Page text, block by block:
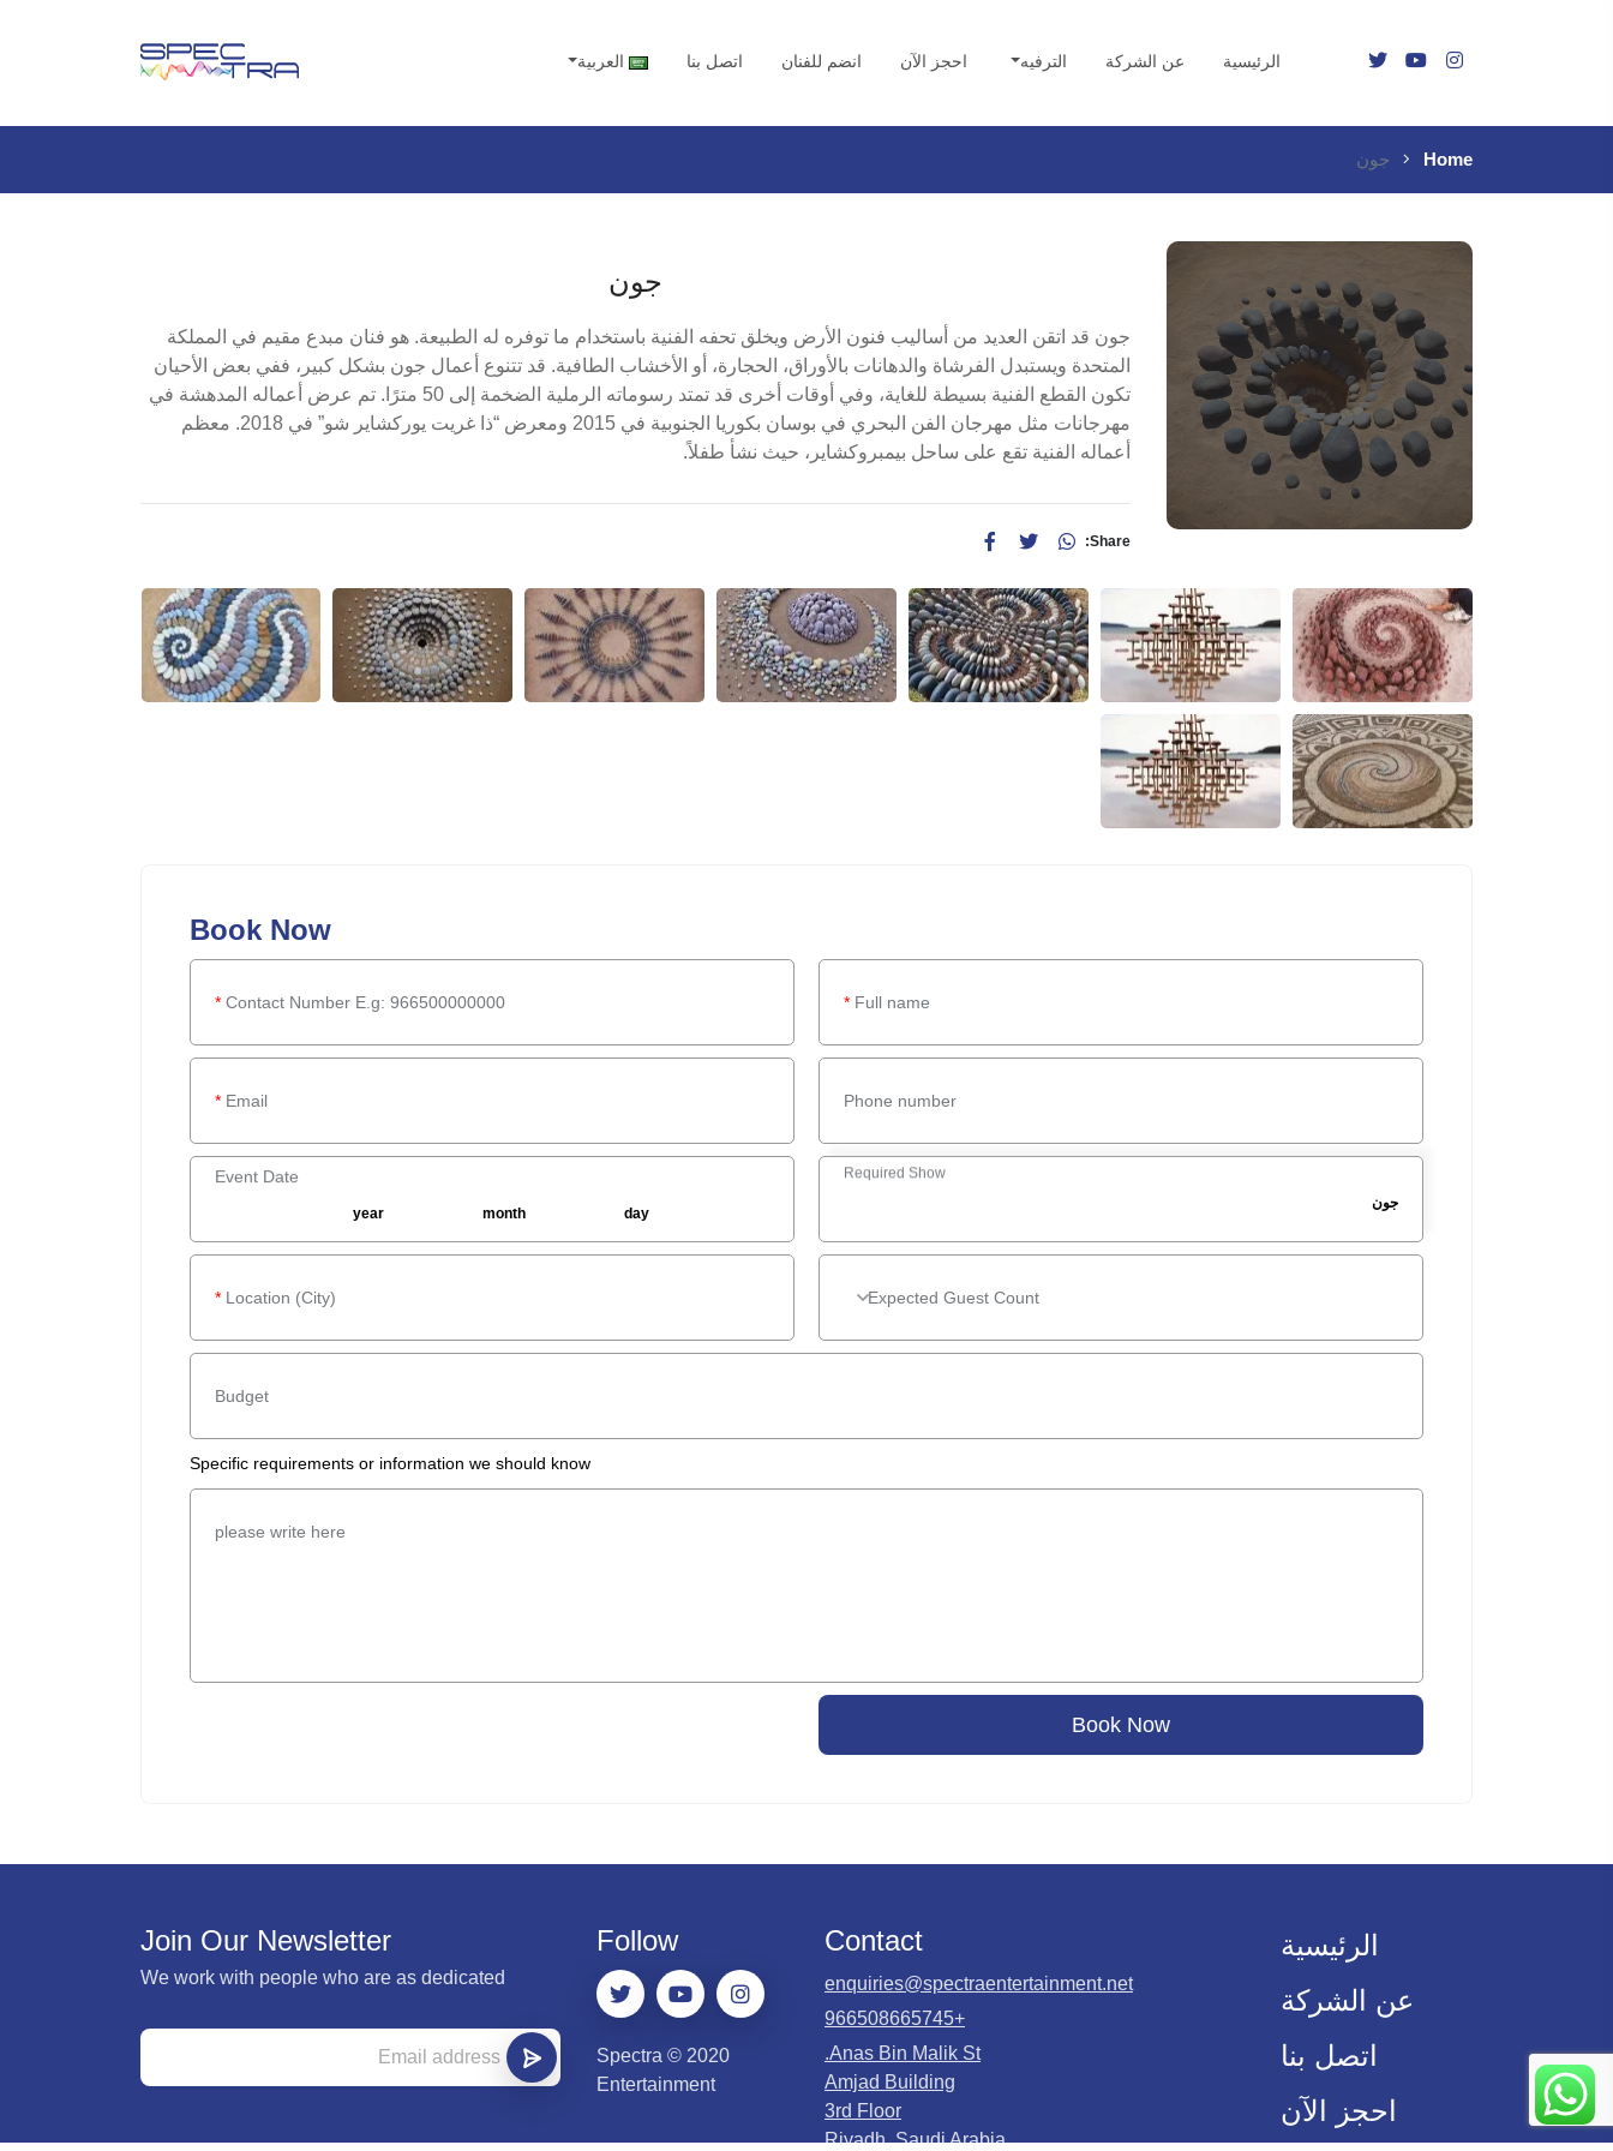
الرئيسية عن الشركة الترفيه احجز الآن انضم للفنان اتصل بنا العربية
Home جون
جون
جون قد اتقن العديد من أساليب فنون الأرض ويخلق تحفه الفنية باستخدام ما توفره له الطبيعة. هو فنان مبدع مقيم في المملكة
المتحدة ويستبدل الفرشاة والدهانات بالأوراق، الحجارة، أو الأخشاب الطافية. قد تتنوع أعمال جون بشكل كبير، ففي بعض الأحيان
تكون القطع الفنية بسيطة للغاية، وفي أوقات أخرى قد تمتد رسوماته الرملية الضخمة إلى 50 مترًا. تم عرض أعماله المدهشة في
مهرجانات مثل مهرجان الفن البحري في بوسان بكوريا الجنوبية في 2015 ومعرض “ذا غريت يوركشاير شو” في 2018. معظم
أعماله الفنية تقع على ساحل بيمبروكشاير، حيث نشأ طفلاً.
Share:
Book Now
Full name
*
Contact Number E.g: 966500000000
*
Phone number
Email
*
Required Show
Event Date
day
month
year
Expected Guest Count
Expected Guest Count
Location (City)
*
Budget
Specific requirements or information we should know
please write here
Book Now
الرئيسية
عن الشركة
اتصل بنا
احجز الآن
Contact
enquiries@spectraentertainment.net
+966508665745
Anas Bin Malik St.
Amjad Building
3rd Floor
Riyadh, Saudi Arabia
Follow
2020 © Spectra
Entertainment
Join Our Newsletter
We work with people who are as dedicated